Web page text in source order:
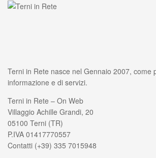
Terni in Rete nasce nel Gennaio 2007, come
informazione e di servizi.
Terni in Rete – On Web
Villaggio Achille Grandi, 20
05100 Terni (TR)
P.IVA 01417770557
Contatti (+39) 335 7015948